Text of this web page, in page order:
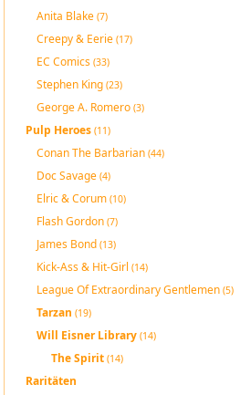
Anita Blake(7)
Creepy & Eerie(17)
EC Comics(33)
Stephen King(23)
George A. Romero(3)
Pulp Heroes(11)
Conan The Barbarian(44)
Doc Savage(4)
Elric & Corum(10)
Flash Gordon(7)
James Bond(13)
Kick-Ass & Hit-Girl(14)
League Of Extraordinary Gentlemen(5)
Tarzan(19)
Will Eisner Library(14)
The Spirit(14)
Raritäten